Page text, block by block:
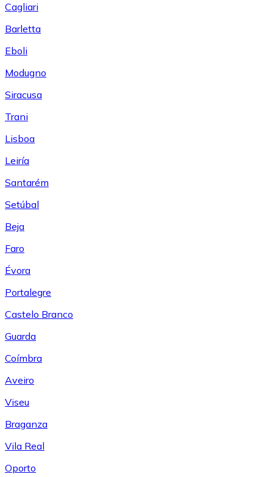
Cagliari
Barletta
Eboli
Modugno
Siracusa
Trani
Lisboa
Leiría
Santarém
Setúbal
Beja
Faro
Évora
Portalegre
Castelo Branco
Guarda
Coímbra
Aveiro
Viseu
Braganza
Vila Real
Oporto